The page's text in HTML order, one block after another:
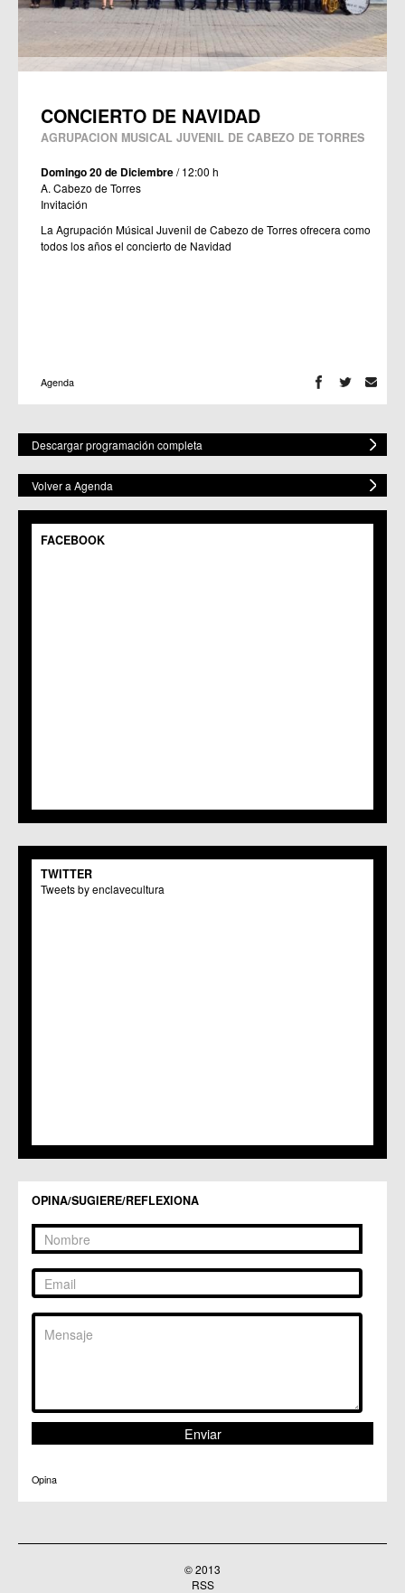
CONCIERTO DE NAVIDAD
AGRUPACION MUSICAL JUVENIL DE CABEZO DE TORRES
Domingo 20 de Diciembre/ 12:00 h
A. Cabezo de Torres
Invitación
La Agrupación Músical Juvenil de Cabezo de Torres ofrecera como
todos los años el concierto de Navidad
Agenda
Descargar programación completa
Volver a Agenda
FACEBOOK
TWITTER
Tweets by enclavecultura
OPINA/SUGIERE/REFLEXIONA
Opina
© 2013
RSS